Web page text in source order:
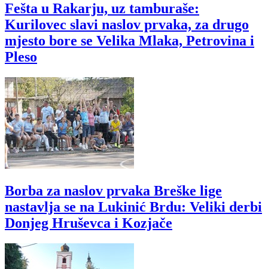
Fešta u Rakarju, uz tamburaše:
Kurilovec slavi naslov prvaka, za drugo
mjesto bore se Velika Mlaka, Petrovina i
Pleso
Borba za naslov prvaka Breške lige
nastavlja se na Lukinić Brdu: Veliki derbi
Donjeg Hruševca i Kozjače